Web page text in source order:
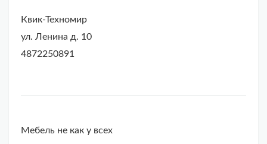
Квик-Техномир
ул. Ленина д. 10
4872250891
Мебель не как у всех